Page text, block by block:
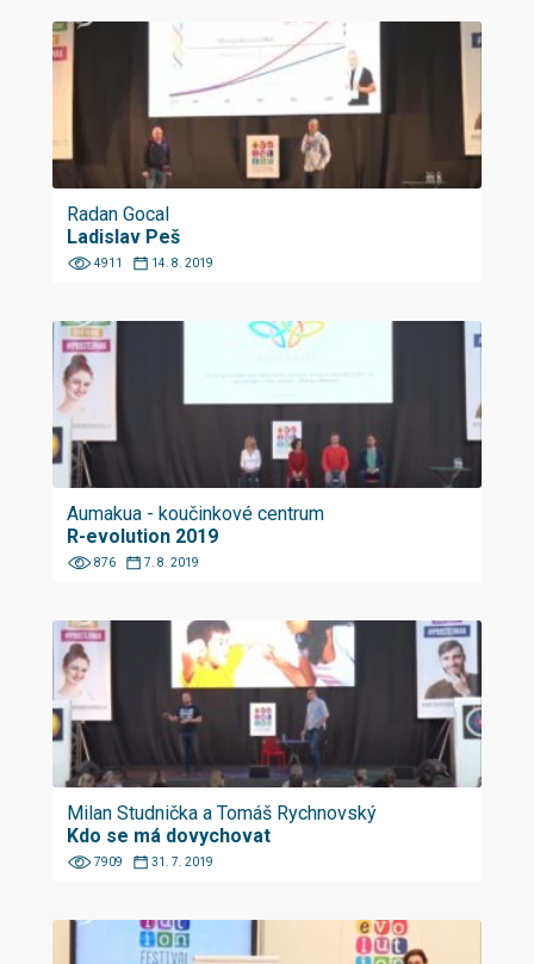
Radan Gocal
Ladislav Peš
4911 14. 8. 2019
Aumakua - koučinkové centrum
R-evolution 2019
876 7. 8. 2019
Milan Studnička a Tomáš Rychnovský
Kdo se má dovychovat
7909 31. 7. 2019